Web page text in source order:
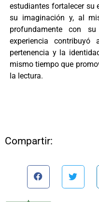
estudiantes fortalecer su
su imaginación y, al
profundamente con
experiencia
pertenencia y la
mismo tiempo que
la lectura.
Compartir: